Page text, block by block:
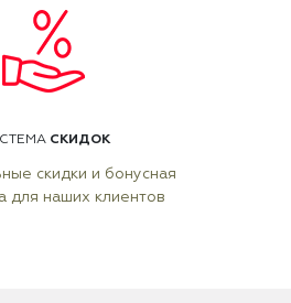
СКИДОК
скидки и бонусная
для наших клиентов